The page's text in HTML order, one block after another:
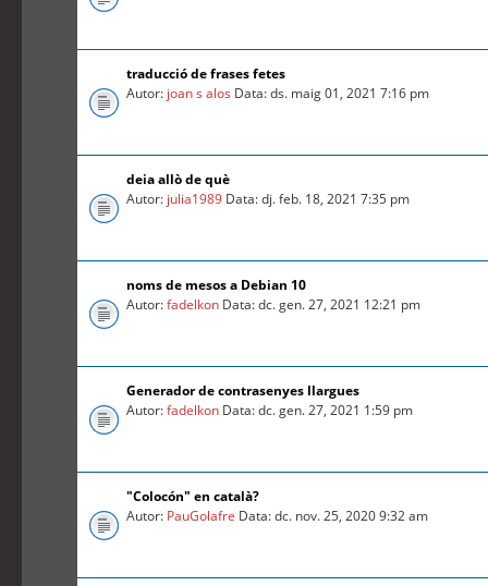
traducció de frases fetes
Autor: joan s alos Data: ds. maig 01, 2021 7:16 pm
deia allò de què
Autor: julia1989 Data: dj. feb. 18, 2021 7:35 pm
noms de mesos a Debian 10
Autor:fadelkon Data: dc. gen. 27, 2021 12:21 pm
Generador de contrasenyes llargues
Autor:fadelkon Data: dc. gen. 27, 2021 1:59 pm
"Colocón" en català?
Autor: PauGolafre Data: dc. nov. 25, 2020 9:32 am